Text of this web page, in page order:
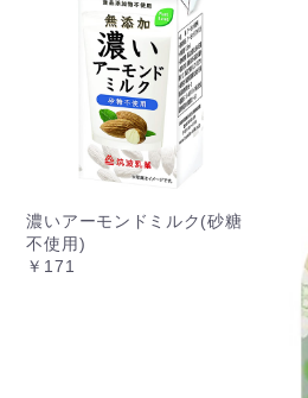
濃いアーモンドミルク(砂糖
不使用)
￥171